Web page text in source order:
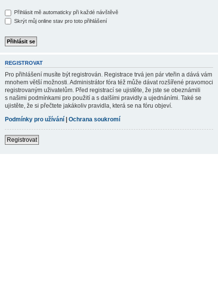
Přihlásit mě automaticky při každé návštěvě
Skrýt můj online stav pro toto přihlášení
REGISTROVAT
Pro přihlášení musíte být registrován. Registrace trvá jen pár vteřin a dává vám
mnohem větší možnosti. Administrátor fóra též může dávat rozšířené pravomoci
registrovaným uživatelům. Před registrací se ujistěte, že jste se obeznámili
s našimi podmínkami pro použití a s dalšími pravidly a ujednáními. Také se
ujistěte, že si přečtete jakákoliv pravidla, která se na fóru objeví.
Podmínky pro užívání | Ochrana soukromí
Registrovat